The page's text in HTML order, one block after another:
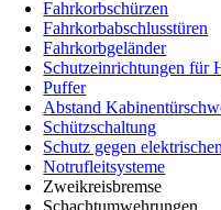
Fahrkorbschürzen
Fahrkorbabschlusstüren
Fahrkorbgeländer
Schutzeinrichtungen für
Puffer
Abstand
Schützschaltung
Schutz gegen
Notrufleitsysteme
Zweikreisbremse